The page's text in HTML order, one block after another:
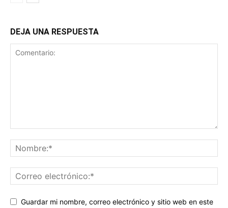
DEJA UNA RESPUESTA
Guardar mi nombre, correo electrónico y sitio web en este